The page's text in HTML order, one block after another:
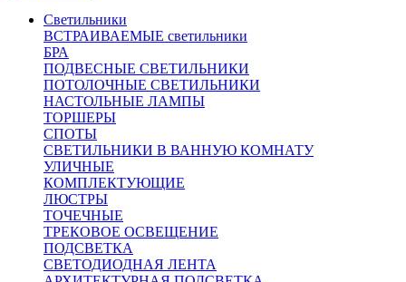
Светильники
ВСТРАИВАЕМЫЕ светильники
БРА
ПОДВЕСНЫЕ СВЕТИЛЬНИКИ
ПОТОЛОЧНЫЕ СВЕТИЛЬНИКИ
НАСТОЛЬНЫЕ ЛАМПЫ
ТОРШЕРЫ
СПОТЫ
СВЕТИЛЬНИКИ В ВАННУЮ КОМНАТУ
УЛИЧНЫЕ
КОМПЛЕКТУЮЩИЕ
ЛЮСТРЫ
ТОЧЕЧНЫЕ
ТРЕКОВОЕ ОСВЕЩЕНИЕ
ПОДСВЕТКА
СВЕТОДИОДНАЯ ЛЕНТА